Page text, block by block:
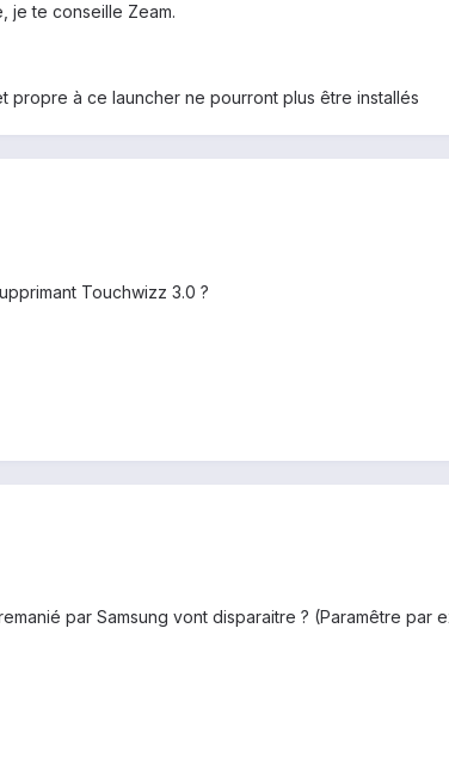
je te conseille Zeam.
propre à ce launcher ne pourront plus être installés
Touchwizz 3.0 ?
par Samsung vont disparaitre ? (Paramêtre par